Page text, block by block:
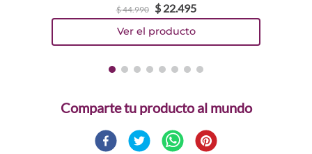
$44.990 $ 22.495
Comparte